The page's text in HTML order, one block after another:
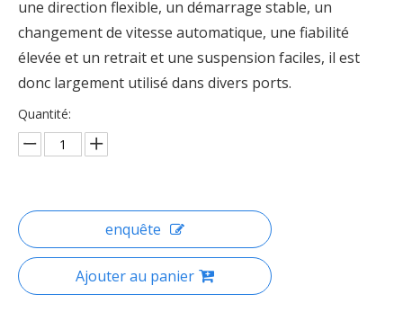
une direction flexible, un démarrage stable, un
changement de vitesse automatique, une fiabilité
élevée et un retrait et une suspension faciles, il est
donc largement utilisé dans divers ports.
Quantité:
enquête
Ajouter au panier